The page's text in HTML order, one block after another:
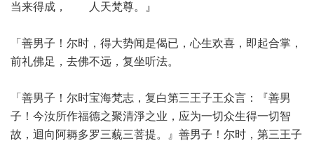
当来得成， 人天梵尊。』
「善男子！尔时，得大势闻是偈已，心生欢喜，即起合掌，
前礼佛足，去佛不远，复坐听法。
「善男子！尔时宝海梵志，复白第三王子王众言：『善男
子！今汝所作福德之聚清淨之业，应为一切众生得一切智
故，迴向阿耨多罗三藐三菩提。』善男子！尔时，第三王子